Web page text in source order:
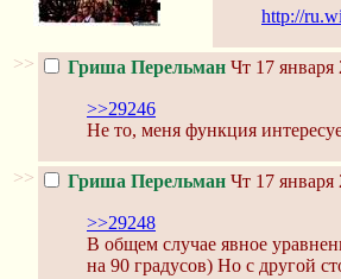
http://
>> Гриша Перельман Чт 17 января
>>29246
Не то, меня функция
>> Гриша Перельман Чт 17 января
>>29248
В общем случае явное
на 90 градусов) Но с другой